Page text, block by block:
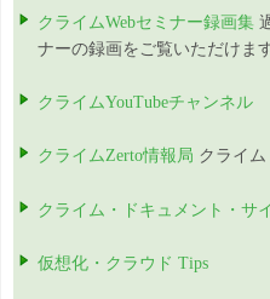
クライムWebセミナー録画集
ナーの録画をご覧いただけます
クライムYouTubeチャンネル
クライムZerto情報局 クライ
クライム・ドキュメント・サ
仮想化・クラウド Tips